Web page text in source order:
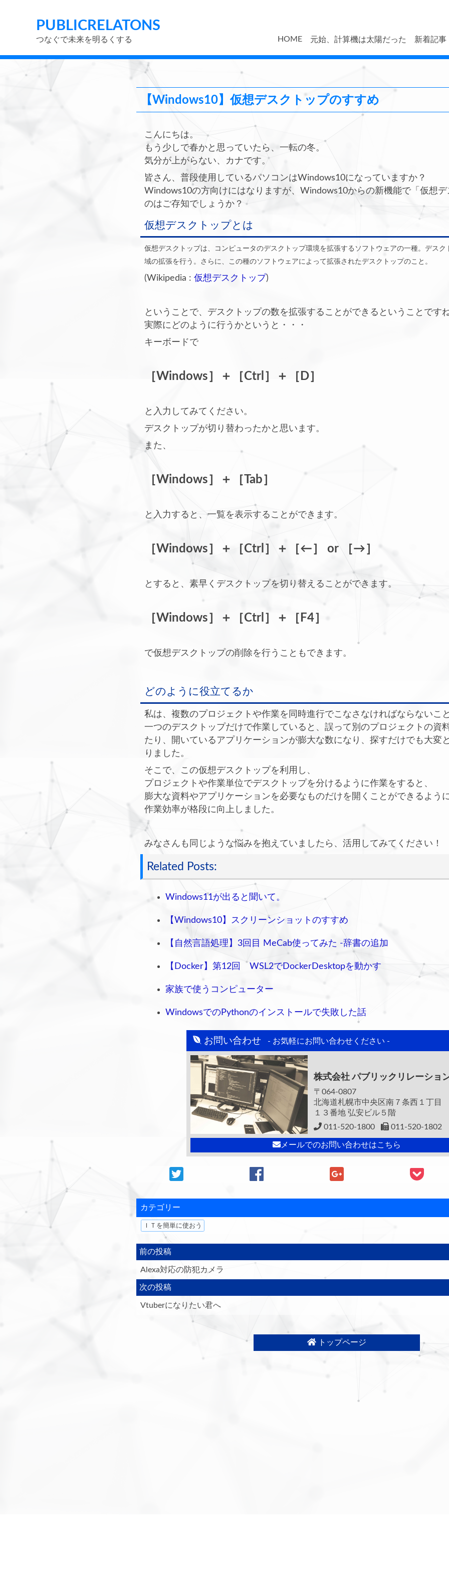
PUBLIC RELATONS
つなぐで未来を明るくする HOME 元始、計算機は太陽だった 新着記事
【Windows10】仮想デスクトップのすすめ
こんにちは。
もう少しで春かと思っていたら、一転の冬。
気分が上がらない、カナです。
皆さん、普段使用しているパソコンはWindows10になっていますか？
Windows10の方向けにはなりますが、Windows10からの新機能で「仮想
のはご存知でしょうか？
仮想デスクトップとは
仮想デスクトップは、コンピュータのデスクトップ環境を拡張するソフトウェアの一種。デス
域の拡張を行う。さらに、この種のソフトウェアによって拡張されたデスクトップのこと。
(Wikipedia : 仮想デスクトップ)
ということで、デスクトップの数を拡張することができるということです
実際にどのように行うかというと・・・
キーボードで
［Windows］＋［Ctrl］＋［D］
と入力してみてください。
デスクトップが切り替わったかと思います。
また、
［Windows］＋［Tab］
と入力すると、一覧を表示することができます。
［Windows］＋［Ctrl］＋［←］ or ［→］
とすると、素早くデスクトップを切り替えることができます。
［Windows］＋［Ctrl］＋［F4］
で仮想デスクトップの削除を行うこともできます。
どのように役立てるか
私は、複数のプロジェクトや作業を同時進行でこなさなければならないこ
一つのデスクトップだけで作業していると、誤って別のプロジェクトの資
たり、開いているアプリケーションが膨大な数になり、探すだけでも大変
りました。
そこで、この仮想デスクトップを利用し、
プロジェクトや作業単位でデスクトップを分けるように作業をすると、
膨大な資料やアプリケーションを必要なものだけを開くことができるよう
作業効率が格段に向上しました。
みなさんも同じような悩みを抱えていましたら、活用してみてください！
Related Posts:
Windows11が出ると聞いて。
【Windows10】スクリーンショットのすすめ
【自然言語処理】3回目 MeCab使ってみた -辞書の追加
【Docker】第12回 WSL2でDockerDesktopを動かす
家族で使うコンピューター
WindowsでのPythonのインストールで失敗した話
お問い合わせ - お気軽にお問い合わせください -
株式会社パブリックリレーショ
〒064-0807
北海道札幌市中央区南７条西１丁目
１３番地 弘安ビル５階
011-520-1800
011-520-1802
メールでのお問い合わせはこちら
カテゴリー
ＩＴを簡単に使おう
前の投稿
Alexa対応の防犯カメラ
次の投稿
Vtuberになりたい君へ
トップページ